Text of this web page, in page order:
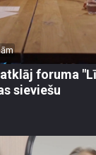
foruma
sieviešu